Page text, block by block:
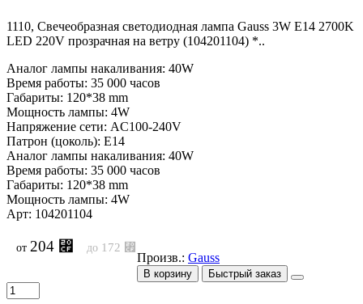
1110, Свечеобразная светодиодная лампа Gauss 3W E14 2700K
LED 220V прозрачная на ветру (104201104) *..
Аналог лампы накаливания: 40W
Время работы: 35 000 часов
Габариты: 120*38 mm
Мощность лампы: 4W
Напряжение сети: AC100-240V
Патрон (цоколь): E14
Аналог лампы накаливания: 40W
Время работы: 35 000 часов
Габариты: 120*38 mm
Мощность лампы: 4W
Арт: 104201104
от 204 ⃏ до 172 ⃏
Произв.: Gauss
В корзину Быстрый заказ